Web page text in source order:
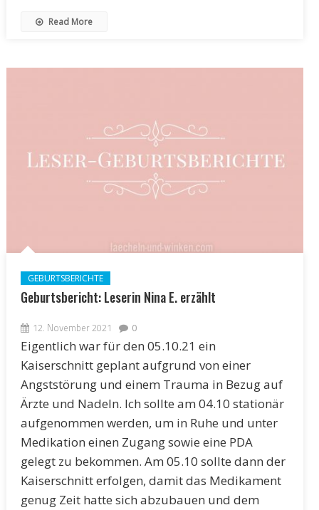
Read More
GEBURTSBERICHTE
Geburtsbericht: Leserin Nina E. erzählt
12. November 2021 0
Eigentlich war für den 05.10.21 ein
Kaiserschnitt geplant aufgrund von einer
Angststörung und einem Trauma in Bezug auf
Ärzte und Nadeln. Ich sollte am 04.10 stationär
aufgenommen werden, um in Ruhe und unter
Medikation einen Zugang sowie eine PDA
gelegt zu bekommen. Am 05.10 sollte dann der
Kaiserschnitt erfolgen, damit das Medikament
genug Zeit hatte sich abzubauen und dem